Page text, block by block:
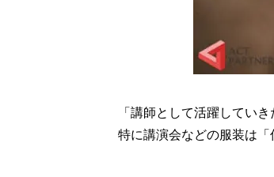
「講師として活躍してい
特に講演会などの服装は「